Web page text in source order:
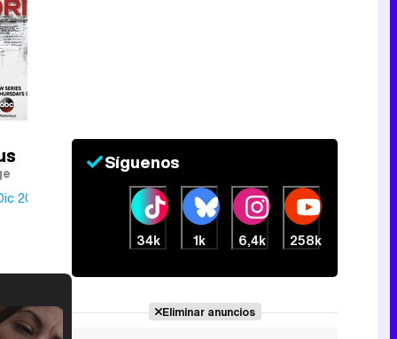
2016
Síguenos
34k 1k 6,4k 258k
Eliminar anuncios